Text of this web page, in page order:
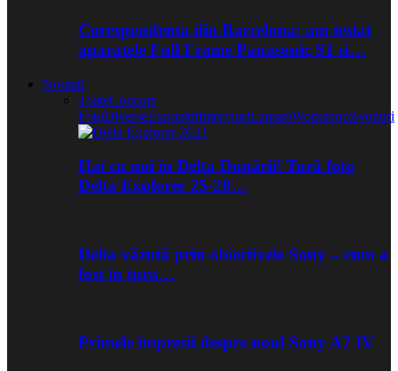
Corespondenta din Barcelona: am testat
aparatele Full Frame Panasonic S1 si…
Noutati
ToateConcurs
FotoDiverseExpozitiiInterviuriLansariWorkshopZvonuri
Hai cu noi în Delta Dunării! Tură foto
Delta Explorer 25-28…
Delta văzută prin obiectivele Sony – cum a
fost în tura…
Primele impresii despre noul Sony A7 IV